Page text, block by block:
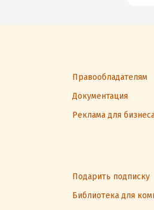
Правообладателям
Документация
Реклама для
Подарить подписку
Библиотека для